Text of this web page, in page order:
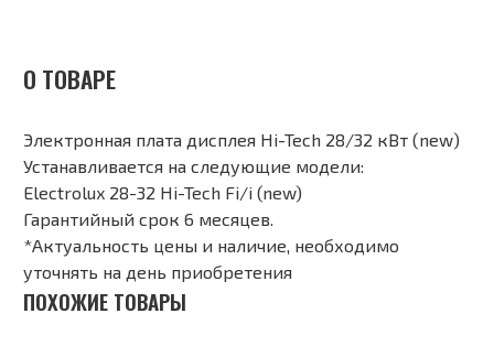
О ТОВАРЕ
Электронная плата дисплея Hi-Tech 28/32 кВт (new)
Устанавливается на следующие модели:
Electrolux 28-32 Hi-Tech Fi/i (new)
Гарантийный срок 6 месяцев.
*Актуальность цены и наличие, необходимо
уточнять на день приобретения
ПОХОЖИЕ ТОВАРЫ